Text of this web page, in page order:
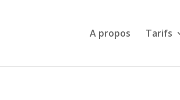
A propos Tarifs